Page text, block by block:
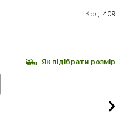
Код: 409
Як підібрати розмір